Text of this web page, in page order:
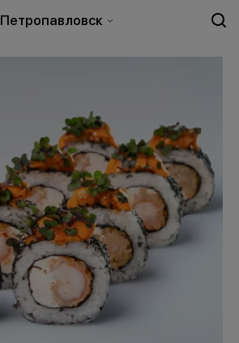
Петропавловск